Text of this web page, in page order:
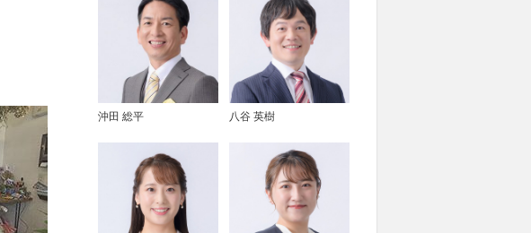
沖田 総平 八谷 英樹